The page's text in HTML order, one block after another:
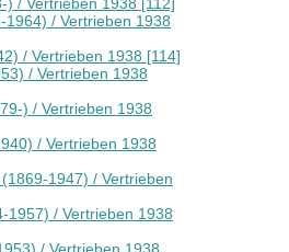
) / Vertrieben 1938 [112]
1964) / Vertrieben 1938
/ Vertrieben 1938 [114]
/ Vertrieben 1938
) / Vertrieben 1938
/ Vertrieben 1938
1947) / Vertrieben
1957) / Vertrieben 1938